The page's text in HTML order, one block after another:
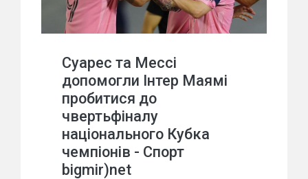
Суарес та Мессі
допомогли Інтер Маямі
пробитися до
чвертьфіналу
національного Кубка
чемпіонів - Спорт
bigmir)net